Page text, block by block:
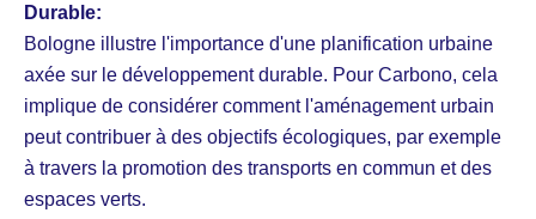
Durable:
Bologne illustre l'importance d'une planification urbaine
axée sur le développement durable. Pour Carbono, cela
implique de considérer comment l'aménagement urbain
peut contribuer à des objectifs écologiques, par exemple
à travers la promotion des transports en commun et des
espaces verts.